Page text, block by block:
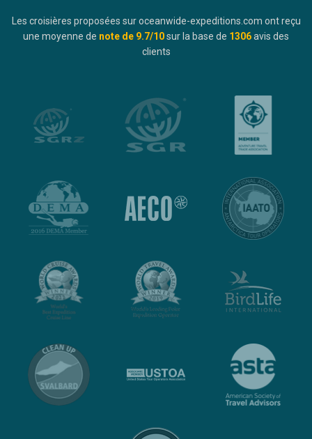
Les croisières proposées sur oceanwide-expeditions.com ont reçu
une moyenne de note de 9.7/10sur la base de 1306avis des
clients